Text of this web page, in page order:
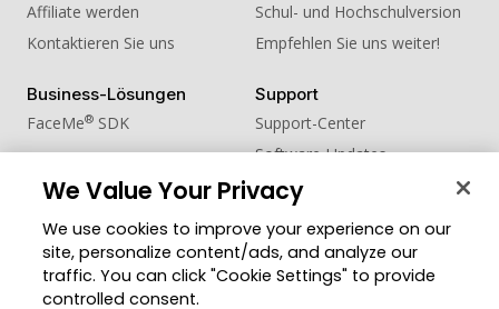
Affiliate werden
Kontaktieren Sie uns
Schul- und Hochschulversion
Empfehlen Sie uns weiter!
Business-Lösungen
FaceMe® SDK
Support
Support-Center
Software-Updates
Lernen + Wissen
Community
Mitgliederbereich
Blog
Region ändern
We Value Your Privacy
We use cookies to improve your experience on our
site, personalize content/ads, and analyze our
traffic. You can click "Cookie Settings" to provide
controlled consent.